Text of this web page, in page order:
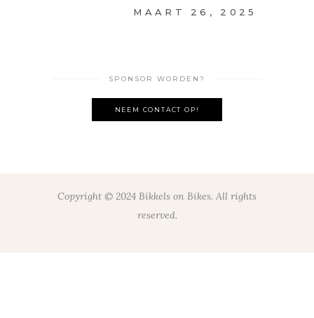
MAART 26, 2025
SPONSOR WORDEN?
NEEM CONTACT OP!
Copyright © 2024 Bikkels on Bikes. All rights
reserved.